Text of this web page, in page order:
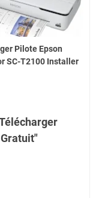
Pilote Epson
SC-T2100 Installer